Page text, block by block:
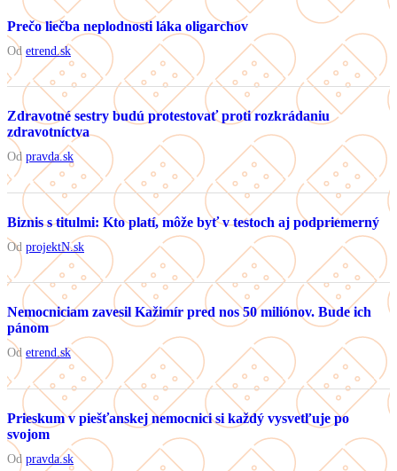
Prečo liečba neplodnosti láka oligarchov
Od etrend.sk
Zdravotné sestry budú protestovať proti rozkrádaniu
zdravotníctva
Od pravda.sk
Biznis s titulmi: Kto platí, môže byť v testoch aj podpriemerný
Od projektN.sk
Nemocniciam zavesil Kažimír pred nos 50 miliónov. Bude ich
pánom
Od etrend.sk
Prieskum v piešťanskej nemocnici si každý vysvetľuje po
svojom
Od pravda.sk